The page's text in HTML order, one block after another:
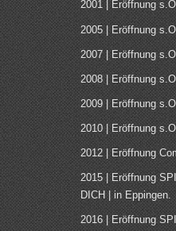
2001 | Eröffnung
2005 | Eröffnung
2007 | Eröffnung
2008 | Eröffnung
2009 | Eröffnung
2010 | Eröffnung
2012 | Eröffnung
2015 | Eröffnung
DICH | in Eppingen.
2016 | Eröffnung